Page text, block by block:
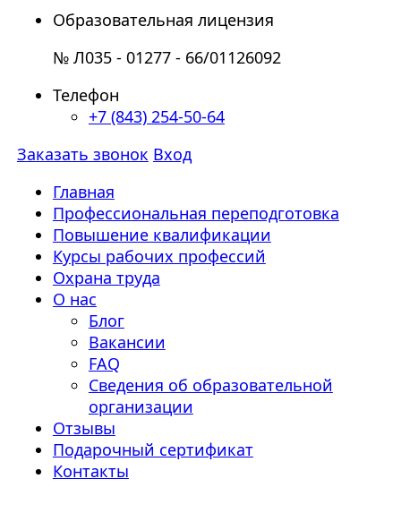
Образовательная лицензия
№ Л035 - 01277 - 66/01126092
Телефон
+7 (843) 254-50-64
Заказать звонок Вход
Главная
Профессиональная переподготовка
Повышение квалификации
Курсы рабочих профессий
Охрана труда
О нас
Блог
Вакансии
FAQ
Сведения об образовательной
организации
Отзывы
Подарочный сертификат
Контакты